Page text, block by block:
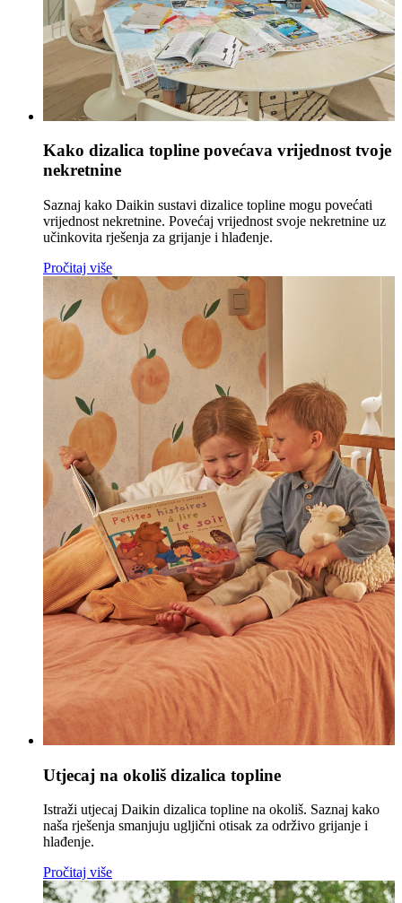
Kako dizalica topline povećava vrijednost tvoje
nekretnine
Saznaj kako Daikin sustavi dizalice topline mogu povećati
vrijednost nekretnine. Povećaj vrijednost svoje nekretnine uz
učinkovita rješenja za grijanje i hlađenje.
Pročitaj više
Utjecaj na okoliš dizalica topline
Istraži utjecaj Daikin dizalica topline na okoliš. Saznaj kako
naša rješenja smanjuju ugljični otisak za održivo grijanje i
hlađenje.
Pročitaj više